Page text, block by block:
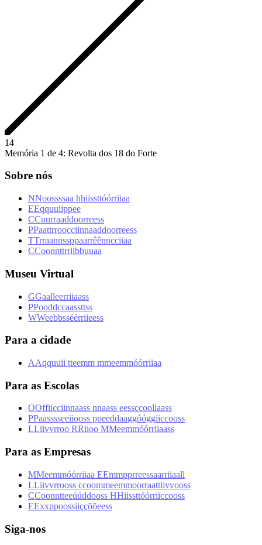
14
Memória 1 de 4: Revolta dos 18 do Forte
Sobre nós
NNoossssaa hhiissttóórriiaa
EEqquuiippee
CCuurraaddoorreess
PPaattrroocciinnaaddoorreess
TTrraannssppaarrêênncciiaa
CCoonnttrriibbuuaa
Museu Virtual
GGaalleerriiaass
PPooddccaassttss
WWeebbsséérriieess
Para a cidade
AAqquuii tteemm mmeemmóórriiaa
Para as Escolas
OOffiicciinnaass nnaass eessccoollaass
PPaasssseeiiooss ppeeddaaggóóggiiccooss
LLiivvrroo RRiioo MMeemmóórriiaass
Para as Empresas
MMeemmóórriiaa EEmmpprreessaarriiaall
LLiivvrrooss ccoommeemmoorraattiivvooss
CCoonntteeúúddooss HHiissttóórriiccooss
EExxppoossiiççõõeess
Siga-nos